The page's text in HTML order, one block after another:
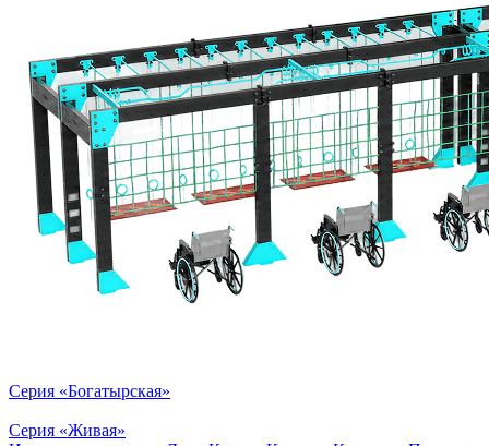
Серия «Богатырская»
Серия «Живая»